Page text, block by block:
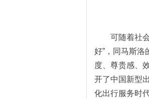
可随着社
好”，同马斯洛
度、尊贵感、
开了中国新型
化出行服务时代